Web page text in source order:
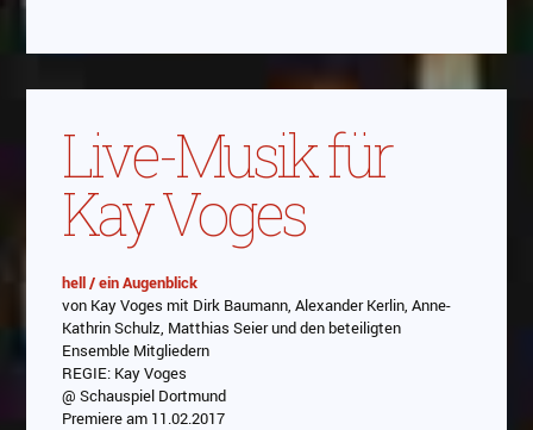
Live-Musik für
Kay Voges
Abspielen
Das Video wird von Youtube eingebettet
abespielt. Es gilt die
hell / ein Augenblick
von Kay Voges mit Dirk Baumann, Alexander Kerlin, Anne-
Kathrin Schulz, Matthias Seier und den beteiligten
Ensemble Mitgliedern
REGIE: Kay Voges
@ Schauspiel Dortmund
Premiere am 11.02.2017